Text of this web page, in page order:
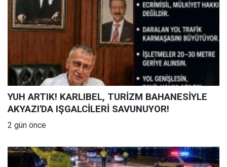
YUH ARTIK! KARLIBEL, TURİZM BAHANESİYLE
AKYAZI'DA IŞGALCİLERİ SAVUNUYOR!
2 gün önce